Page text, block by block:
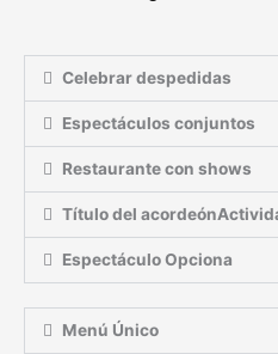
Celebrar despedidas
Espectáculos conjuntos
Restaurante con shows
Título del
Espectáculo Opciona
Menú Único